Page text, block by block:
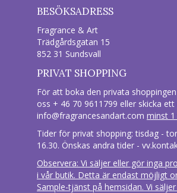
BESÖKSADRESS
Fragrance & Art
Trädgårdsgatan 15
852 31 Sundsvall
PRIVAT SHOPPING
För att boka den privata
oss + 46 70 9611799 eller skicka ett
info@fragrancesandart.com minst
Tider för privat shopping: tisdag -
16.30. Önskas andra tider -
Observera: Vi säljer eller gör inga
i vår butik. Detta är endast möjligt
Sample-tjänst på hemsidan. Vi